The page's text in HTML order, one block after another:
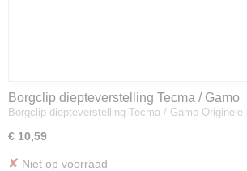
Borgclip diepteverstelling Tecma / Gamo
Borgclip diepteverstelling Tecma / Gamo
€ 10,59
✘ Niet op voorraad